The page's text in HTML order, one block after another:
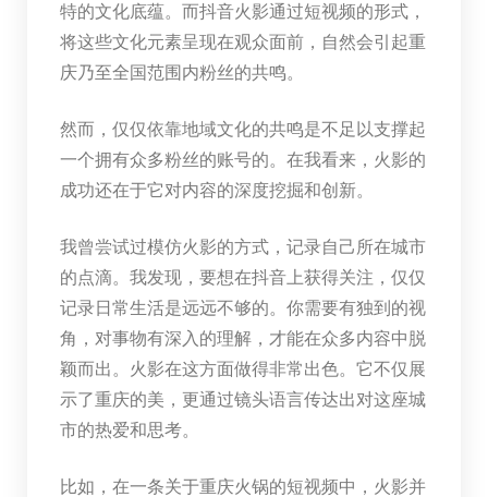
特的文化底蕴。而抖音火影通过短视频的形式，
将这些文化元素呈现在观众面前，自然会引起重
庆乃至全国范围内粉丝的共鸣。
然而，仅仅依靠地域文化的共鸣是不足以支撑起
一个拥有众多粉丝的账号的。在我看来，火影的
成功还在于它对内容的深度挖掘和创新。
我曾尝试过模仿火影的方式，记录自己所在城市
的点滴。我发现，要想在抖音上获得关注，仅仅
记录日常生活是远远不够的。你需要有独到的视
角，对事物有深入的理解，才能在众多内容中脱
颖而出。火影在这方面做得非常出色。它不仅展
示了重庆的美，更通过镜头语言传达出对这座城
市的热爱和思考。
比如，在一条关于重庆火锅的短视频中，火影并